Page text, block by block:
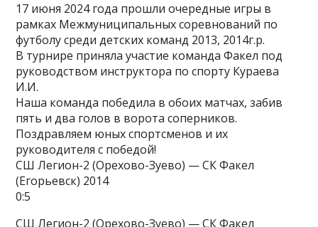
17 июня 2024 года прошли очередные игры в
рамках Межмуниципальных соревнований по
футболу среди детских команд 2013, 2014г.р.
В турнире приняла участие команда Факел под
руководством инструктора по спорту Кураева
И.И.
Наша команда победила в обоих матчах, забив
пять и два голов в ворота соперников.
Поздравляем юных спортсменов и их
руководителя с победой!
СШ Легион-2 (Орехово-Зуево) — СК Факел
(Егорьевск) 2014
0:5
СШ Легион-2 (Орехово-Зуево) — СК Факел